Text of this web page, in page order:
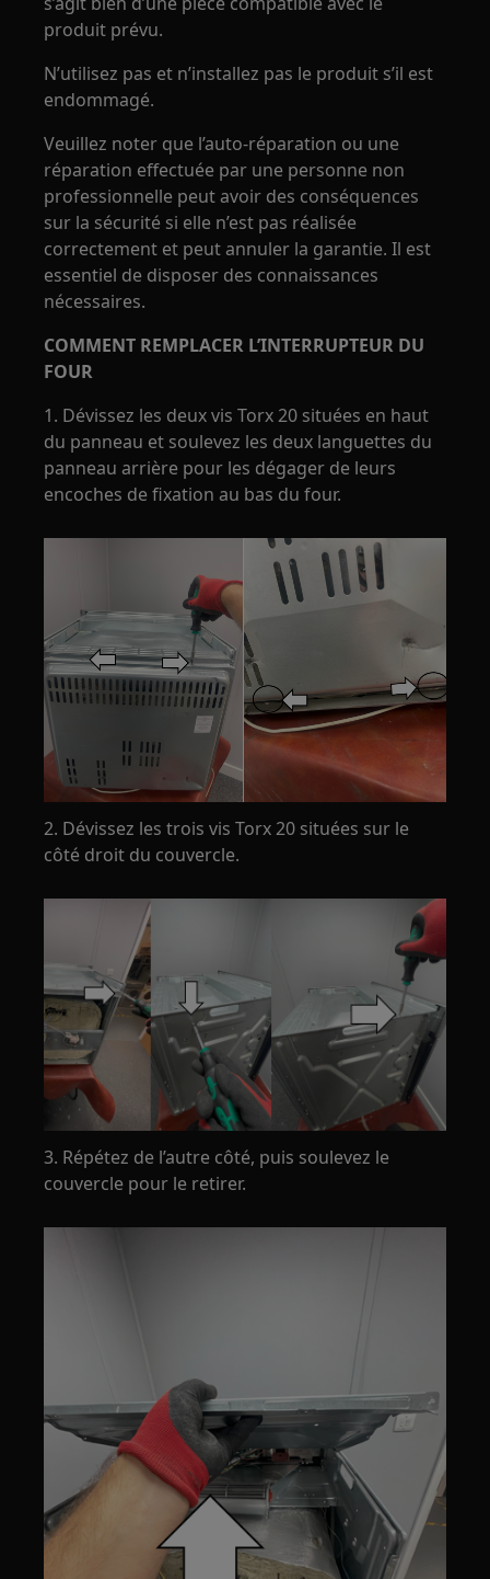
produit prévu.
N’utilisez pas et n’installez pas le produit s’il est
endommagé.
Veuillez noter que l’auto‑réparation ou une
réparation effectuée par une personne non
professionnelle peut avoir des conséquences
sur la sécurité si elle n’est pas réalisée
correctement et peut annuler la garantie. Il est
essentiel de disposer des connaissances
nécessaires.
COMMENT REMPLACER L’INTERRUPTEUR DU
FOUR
1. Dévissez les deux vis Torx 20 situées en haut
du panneau et soulevez les deux languettes du
panneau arrière pour les dégager de leurs
encoches de fixation au bas du four.
2. Dévissez les trois vis Torx 20 situées sur le
côté droit du couvercle.
3. Répétez de l’autre côté, puis soulevez le
couvercle pour le retirer.